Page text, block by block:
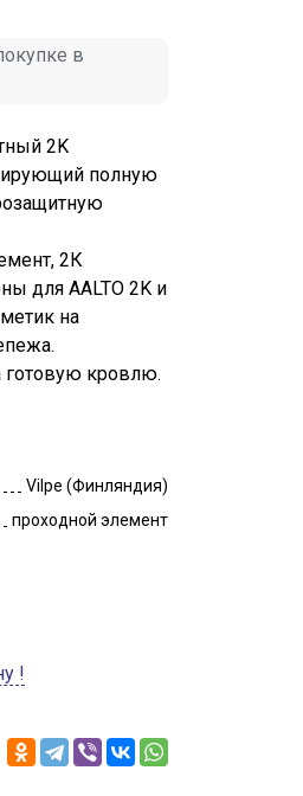
в
2K
полную
2К
для AALTO 2K и
на
готовую кровлю.
Vilpe (Финляндия)
проходной элемент
!